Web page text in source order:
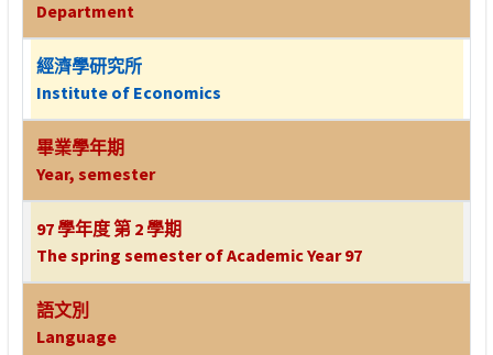
Department
經濟學研究所
Institute of Economics
畢業學年期
Year, semester
97 學年度 第 2 學期
The spring semester of Academic Year 97
語文別
Language